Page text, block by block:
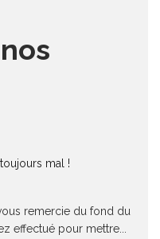
mal !
remercie du fond du
effectué pour mettre...